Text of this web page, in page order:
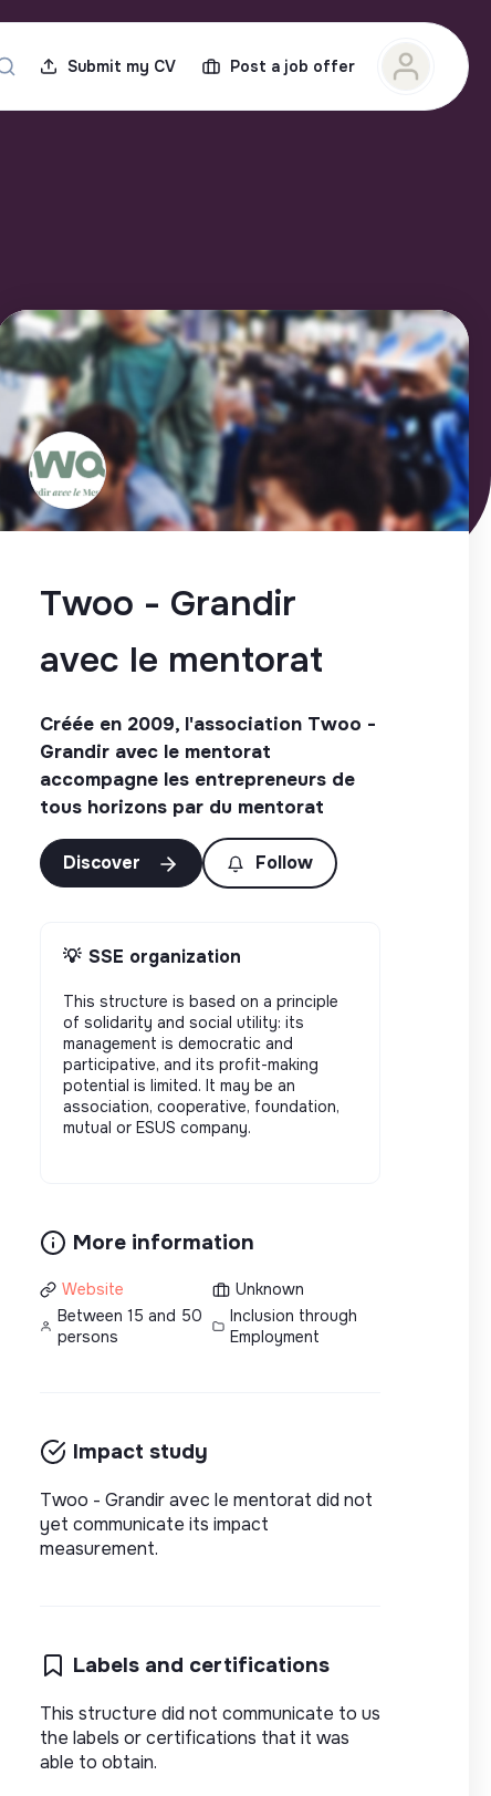
Submit my CV Post a job offer
Twoo - Grandir
avec le mentorat
Créée en 2009, l'association Twoo -
Grandir avec le mentorat
accompagne les entrepreneurs de
tous horizons par du mentorat
Discover Follow
💡 SSE organization
This structure is based on a principle
of solidarity and social utility: its
management is democratic and
participative, and its profit-making
potential is limited. It may be an
association, cooperative, foundation,
mutual or ESUS company.
More information
Website
Unknown
Between 15 and 50
persons
Inclusion through
Employment
Impact study
Twoo - Grandir avec le mentorat did not
yet communicate its impact
measurement.
Labels and certifications
This structure did not communicate to us
the labels or certifications that it was
able to obtain.